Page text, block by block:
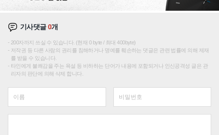
기사댓글0개
200자까지 쓰실 수 있습니다. (현재 0 byte / 최대 400byte)
저작권 등 다른 사람의 권리를 침해하거나 명예를 훼손하는 댓글은 관련 법률에 의해 제재
를 받을 수 있습니다.
타인에게 불쾌감을 주는 욕설 등 비하하는 단어가 내용에 포함되거나 인신공격성 글은 관
리자의 판단에 의해 삭제 합니다.